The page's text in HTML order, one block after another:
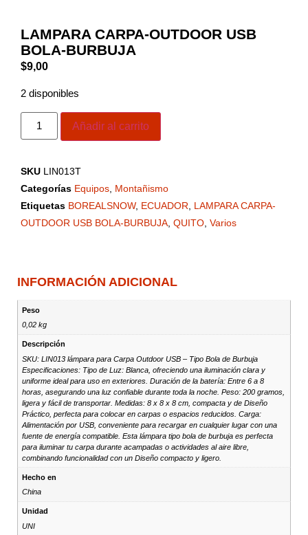
LAMPARA CARPA-OUTDOOR USB
BOLA-BURBUJA
$9,00
2 disponibles
Añadir al carrito
SKU LIN013T
Categorías Equipos, Montañismo
Etiquetas BOREALSNOW, ECUADOR, LAMPARA CARPA-
OUTDOOR USB BOLA-BURBUJA, QUITO, Varios
INFORMACIÓN ADICIONAL
Peso
0,02 kg
Descripción
SKU: LIN013 lámpara para Carpa Outdoor USB – Tipo Bola de Burbuja
Especificaciones: Tipo de Luz: Blanca, ofreciendo una iluminación clara y
uniforme ideal para uso en exteriores. Duración de la batería: Entre 6 a 8
horas, asegurando una luz confiable durante toda la noche. Peso: 200 gramos,
ligera y fácil de transportar. Medidas: 8 x 8 x 8 cm, compacta y de Diseño
Práctico, perfecta para colocar en carpas o espacios reducidos. Carga:
Alimentación por USB, conveniente para recargar en cualquier lugar con una
fuente de energía compatible. Esta lámpara tipo bola de burbuja es perfecta
para iluminar tu carpa durante acampadas o actividades al aire libre,
combinando funcionalidad con un Diseño compacto y ligero.
Hecho en
China
Unidad
UNI